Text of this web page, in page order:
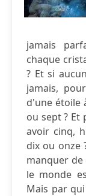
jamais
chaque
? Et si
jamais,
d'une étoile
ou sept ?
avoir cinq,
dix ou onze
manquer
le monde
Mais par